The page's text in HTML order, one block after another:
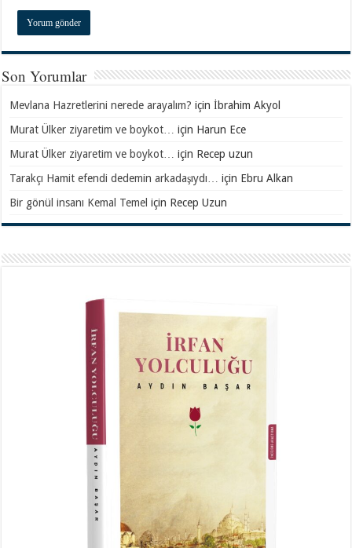
Son Yorumlar
Mevlana Hazretlerini nerede arayalım? içinİbrahim Akyol
Murat Ülker ziyaretim ve boykot…
için Harun Ece
Murat Ülker ziyaretim ve boykot…
için Recep uzun
Tarakçı Hamit efendi dedemin arkadaşıydı…
için Ebru Alkan
Bir gönül insanı Kemal Temel için Recep Uzun